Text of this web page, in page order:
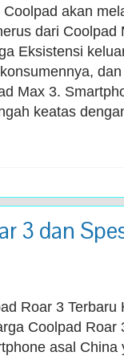
akan
dari Coolpad
Eksistensi
Max 3.
keatas
3 dan
Roar 3 Terbaru
Coolpad Roar
asal China